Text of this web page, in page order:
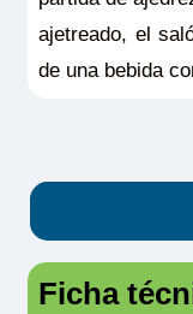
ajetreado, el
de una bebida
Ficha